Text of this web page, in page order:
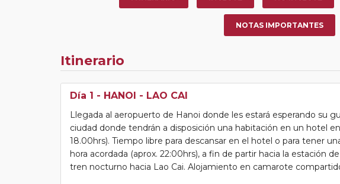
NOTAS IMPORTANTES
Itinerario
Día 1 - HANOI - LAO CAI
Llegada al aeropuerto de Hanoi donde les estará esperando su
ciudad donde tendrán a disposición una habitación en un hotel
18.00hrs). Tiempo libre para descansar en el hotel o para tener
hora acordada (aprox. 22:00hrs), a fin de partir hacia la estación
tren nocturno hacia Lao Cai. Alojamiento en camarote